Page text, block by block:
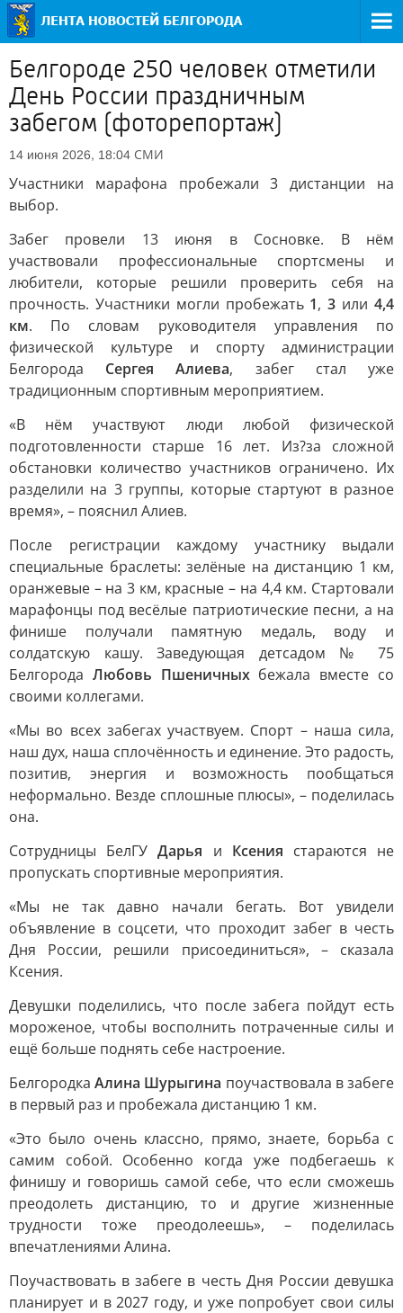
Белгороде 250 человек отметили
День России праздничным
забегом (фоторепортаж)
14 июня 2026, 18:04 СМИ
Участники марафона пробежали 3 дистанции на
выбор.
Забег провели 13 июня в Сосновке. В нём
участвовали профессиональные спортсмены и
любители, которые решили проверить себя на
прочность. Участники могли пробежать 1,3 или4,4
км. По словам руководителя управления по
физической культуре и спорту администрации
Белгорода Сергея Алиева, забег стал уже
традиционным спортивным мероприятием.
«В нём участвуют люди любой физической
подготовленности старше 16 лет. Из?за сложной
обстановки количество участников ограничено. Их
разделили на 3 группы, которые стартуют в разное
время», – пояснил Алиев.
После регистрации каждому участнику выдали
специальные браслеты: зелёные на дистанцию 1 км,
оранжевые – на 3 км, красные – на 4,4 км. Стартовали
марафонцы под весёлые патриотические песни, а на
финише получали памятную медаль, воду и
солдатскую кашу. Заведующая детсадом № 75
Белгорода Любовь Пшеничныхбежала вместе со
своими коллегами.
«Мы во всех забегах участвуем. Спорт – наша сила,
наш дух, наша сплочённость и единение. Это радость,
позитив, энергия и возможность пообщаться
неформально. Везде сплошные плюсы», – поделилась
она.
Сотрудницы БелГУДарья и Ксения стараются не
пропускать спортивные мероприятия.
«Мы не так давно начали бегать. Вот увидели
объявление в соцсети, что проходит забег в честь
Дня России, решили присоединиться», – сказала
Ксения.
Девушки поделились, что после забега пойдут есть
мороженое, чтобы восполнить потраченные силы и
ещё больше поднять себе настроение.
БелгородкаАлина Шурыгина поучаствовала в забеге
в первый раз и пробежала дистанцию 1 км.
«Это было очень классно, прямо, знаете, борьба с
самим собой. Особенно когда уже подбегаешь к
финишу и говоришь самой себе, что если сможешь
преодолеть дистанцию, то и другие жизненные
трудности тоже преодолеешь», – поделилась
впечатлениями Алина.
Поучаствовать в забеге в честь Дня России девушка
планирует и в 2027 году, и уже попробует свои силы